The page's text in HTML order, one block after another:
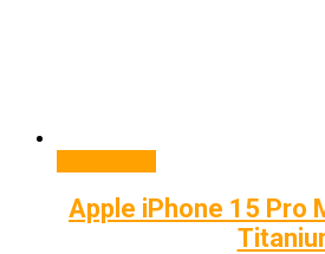
Apple iPhone 15 Pro